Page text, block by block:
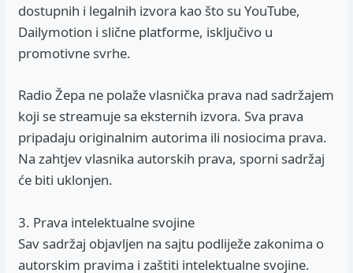
dostupnih i legalnih izvora kao što su YouTube,
Dailymotion i slične platforme, isključivo u
promotivne svrhe.
Radio Žepa ne polaže vlasnička prava nad sadržajem
koji se streamuje sa eksternih izvora. Sva prava
pripadaju originalnim autorima ili nosiocima prava.
Na zahtjev vlasnika autorskih prava, sporni sadržaj
će biti uklonjen.
3. Prava intelektualne svojine
Sav sadržaj objavljen na sajtu podliježe zakonima o
autorskim pravima i zaštiti intelektualne svojine.